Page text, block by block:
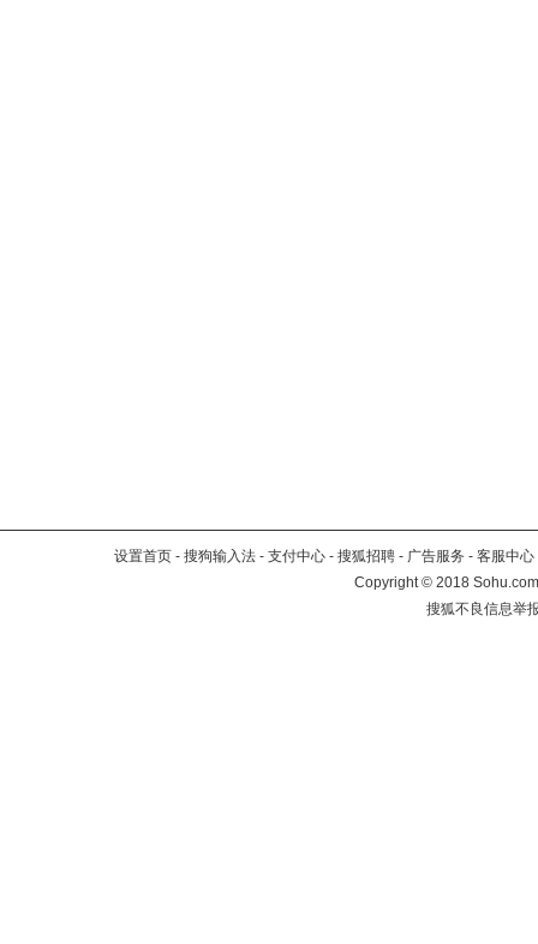
设置首页 - 搜狗输入法 - 支付中心 - 搜狐招聘 - 广告服务 - 客服中心
Copyright©2018
搜狐不良信息举